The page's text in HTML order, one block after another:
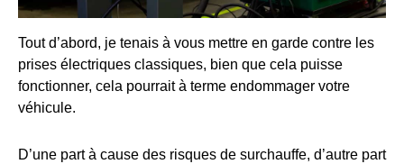
Tout d’abord, je tenais à vous mettre en garde contre les
prises électriques classiques, bien que cela puisse
fonctionner, cela pourrait à terme endommager votre
véhicule.
D’une part à cause des risques de surchauffe, d’autre part